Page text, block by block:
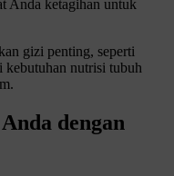
Anda ketagihan untuk
gizi penting, seperti
kebutuhan nutrisi tubuh
dengan